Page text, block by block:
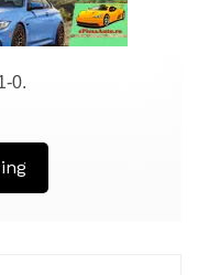
0.